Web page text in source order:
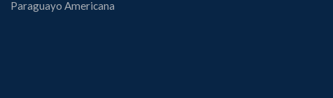
Paraguayo Americana